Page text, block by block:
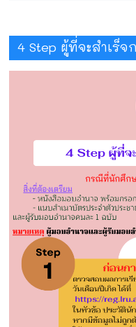
4 Step ผู้ที่จะสำเร็